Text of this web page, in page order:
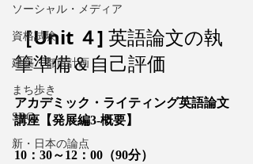
ソーシャル・メディア
資格試験
建築・都市計画
まち歩き
SDGs
新・日本の論点
［Unit ４] 英語論文の執
筆準備＆自己評価
アカデミック・ライティング英語論文
講座【発展編3-概要】
10：30～12：00（90分）